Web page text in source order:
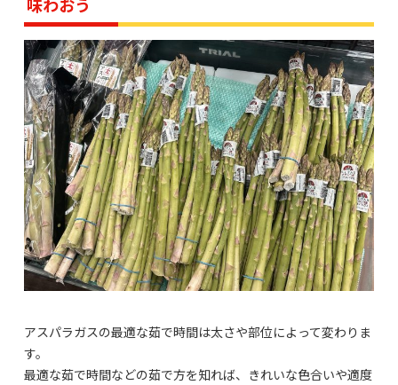
アスパラガスの最適な茹で時間は太さや部位によって変わりま
す。
最適な茹で時間などの茹で方を知れば、きれいな色合いや適度